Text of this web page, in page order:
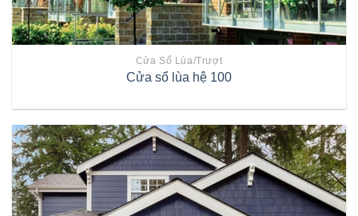
Cửa Sổ Lùa/trượt
Cửa sổ lùa hệ 100